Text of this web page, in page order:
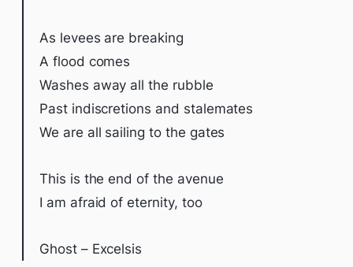
As levees are breaking
A flood comes
Washes away all the rubble
Past indiscretions and stalemates
We are all sailing to the gates
This is the end of the avenue
I am afraid of eternity, too
Ghost – Excelsis